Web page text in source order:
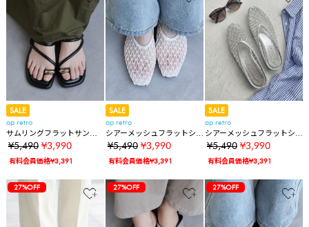
SALE
ap retro
サムリングフラットサンダ
ル
¥5,490 ¥3,990
有料会員価格¥3,391
SALE
ap retro
シアーメッシュフラットシ
ューズ
¥5,490 ¥3,990
有料会員価格¥3,391
SALE
ap retro
シアーメッシュフラットシ
ューズ
¥5,490 ¥3,990
有料会員価格¥3,391
27%OFF 27%OFF 27%OFF